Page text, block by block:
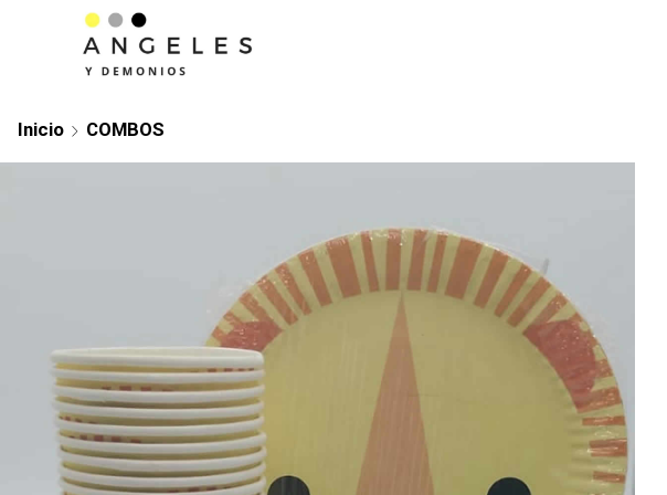
Inicio COMBOS